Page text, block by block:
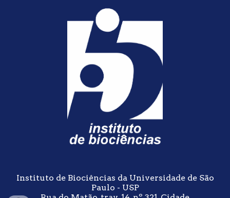
Instituto de Biociências da Universidade de São
Paulo - USP